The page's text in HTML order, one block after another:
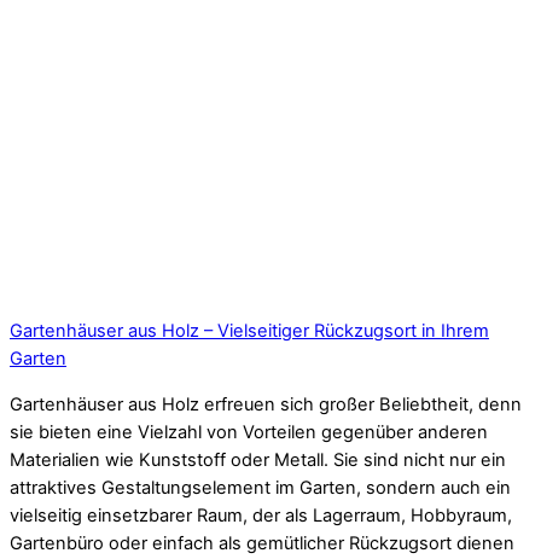
Gartenhäuser aus Holz – Vielseitiger Rückzugsort in Ihrem
Garten
Gartenhäuser aus Holz erfreuen sich großer Beliebtheit, denn
sie bieten eine Vielzahl von Vorteilen gegenüber anderen
Materialien wie Kunststoff oder Metall. Sie sind nicht nur ein
attraktives Gestaltungselement im Garten, sondern auch ein
vielseitig einsetzbarer Raum, der als Lagerraum, Hobbyraum,
Gartenbüro oder einfach als gemütlicher Rückzugsort dienen